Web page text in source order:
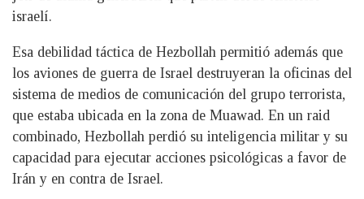
israelí.
Esa debilidad táctica de Hezbollah permitió además que
los aviones de guerra de Israel destruyeran la oficinas del
sistema de medios de comunicación del grupo terrorista,
que estaba ubicada en la zona de Muawad. En un raid
combinado, Hezbollah perdió su inteligencia militar y su
capacidad para ejecutar acciones psicológicas a favor de
Irán y en contra de Israel.